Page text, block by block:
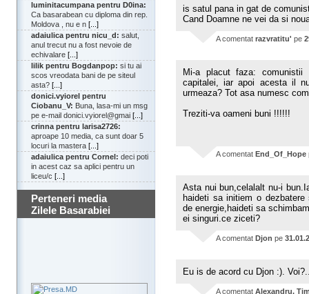
luminitacumpana pentru D0ina:
Ca basarabean cu diploma din rep.
Moldova , nu e n [...]
adaiulica pentru nicu_d: salut,
anul trecut nu a fost nevoie de
echivalare [...]
lilik pentru Bogdanpop: si tu ai
scos vreodata bani de pe siteul
asta? [...]
donici.vyiorel pentru
Ciobanu_V: Buna, lasa-mi un msg
pe e-mail donici.vyiorel@gmai [...]
crinna pentru larisa2726:
aproape 10 media, ca sunt doar 5
locuri la mastera [...]
adaiulica pentru Cornel: deci poti
in acest caz sa aplici pentru un
liceu/c [...]
Perteneri media
Zilele Basarabiei
is satul pana in gat de
Cand Doamne ne vei da si
A comentat razvratitu' pe
Mi-a placut faza:
capitalei, iar apoi acesta il
urmeaza? Tot asa numesc
Treziti-va oameni buni !!!!!!
A comentat End_Of_Hope
Asta nui bun,celalalt nu-i
haideti sa initiem o
de energie,haideti sa
ei singuri.ce ziceti?
A comentat Djon pe
Eu is de acord cu Djon :).
A comentat Alexandru,